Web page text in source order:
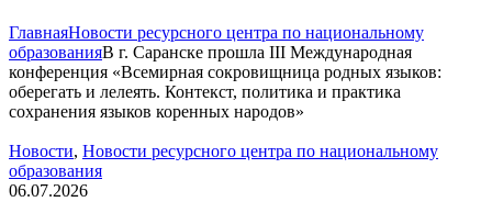
ГлавнаяНовости ресурсного центра по национальному
образованияВ г. Саранске прошла III Международная
конференция «Всемирная сокровищница родных языков:
оберегать и лелеять. Контекст, политика и практика
сохранения языков коренных народов»
Новости, Новости ресурсного центра по национальному
образования
06.07.2026